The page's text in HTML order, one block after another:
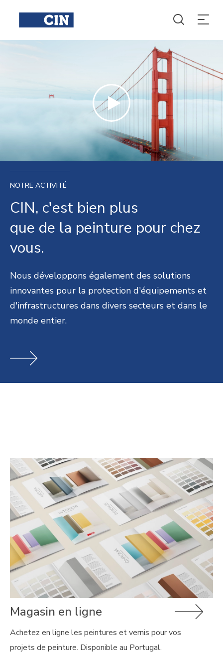
NOTRE ACTIVITÉ
CIN, c'est bien plus
que de la peinture pour chez
vous.
Nous développons également des solutions
innovantes pour la protection d'équipements et
d'infrastructures dans divers secteurs et dans le
monde entier.
Magasin en ligne
Achetez en ligne les peintures et vernis pour vos
projets de peinture. Disponible au Portugal.